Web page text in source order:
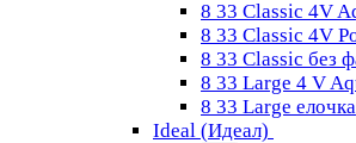
8 33 Classic 4V
8 33 Classic 4V
8 33 Classic без
8 33 Large 4 V
8 33 Large елочка
Ideal (Идеал)